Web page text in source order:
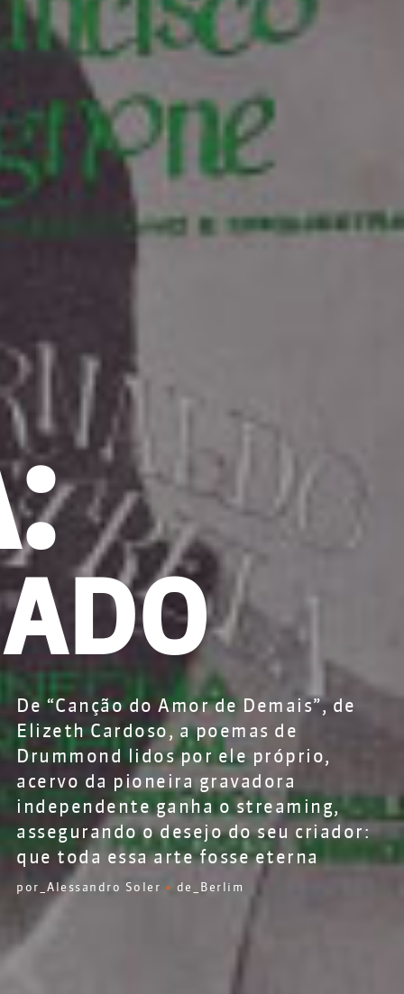
De “Canção do Amor de Demais”, de
Elizeth Cardoso, a poemas de
Drummond lidos por ele próprio,
acervo da pioneira gravadora
independente ganha o streaming,
assegurando o desejo do seu criador:
que toda essa arte fosse eterna
por_Alessandro Soler • de_Berlim